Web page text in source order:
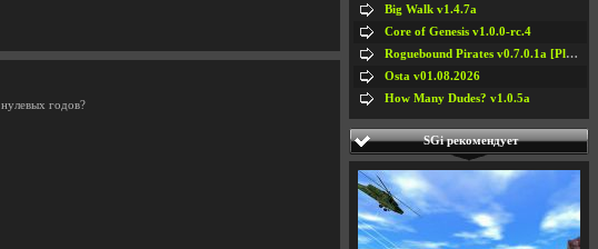
годов?
Big Walk v1.4.7a
Core of Genesis v1.0.0-rc.4
Roguebound Pirates v0.7.0.1a [Playtest]
Osta v01.08.2026
How Many Dudes? v1.0.5a
SGi рекомендует